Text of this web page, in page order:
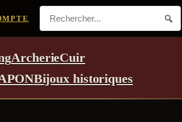
ArcherieCuir
Bijoux historiques